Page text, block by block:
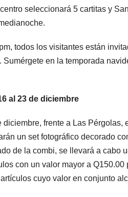
seleccionará 5 cartitas y
todos los visitantes están
Sumérgete en la temporada
al 23 de diciembre
diciembre, frente a Las
un set fotográfico decorado
de la combi, se llevará a cabo
con un valor mayor a
cuyo valor en conjunto